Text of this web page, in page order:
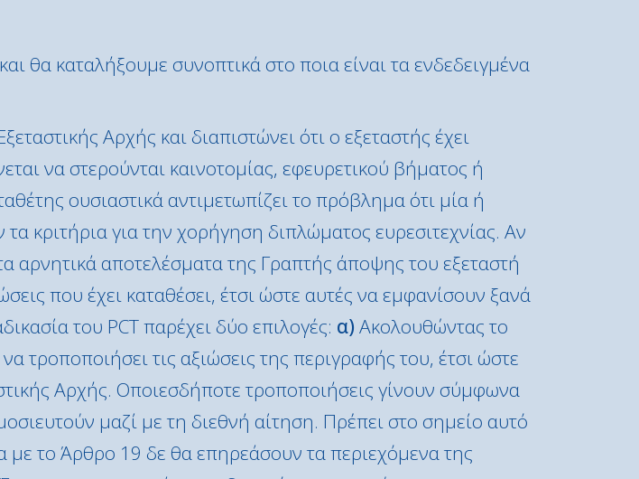
θα καταλήξουμε συνοπτικά στο ποια είναι τα ενδεδειγμένα
Αρχής και διαπιστώνει ότι ο εξεταστής έχει
να στερούνται καινοτομίας, εφευρετικού βήματος ή
ουσιαστικά αντιμετωπίζει το πρόβλημα ότι μία ή
κριτήρια για την χορήγηση διπλώματος ευρεσιτεχνίας. Αν
αρνητικά αποτελέσματα της Γραπτής άποψης του εξεταστή
που έχει καταθέσει, έτσι ώστε αυτές να εμφανίσουν ξανά
του PCT παρέχει δύο επιλογές: α) Ακολουθώντας το
τροποποιήσει τις αξιώσεις της περιγραφής του, έτσι ώστε
Αρχής. Οποιεσδήποτε τροποποιήσεις γίνουν σύμφωνα
μαζί με τη διεθνή αίτηση. Πρέπει στο σημείο αυτό
το Άρθρο 19 δε θα επηρεάσουν τα περιεχόμενα της